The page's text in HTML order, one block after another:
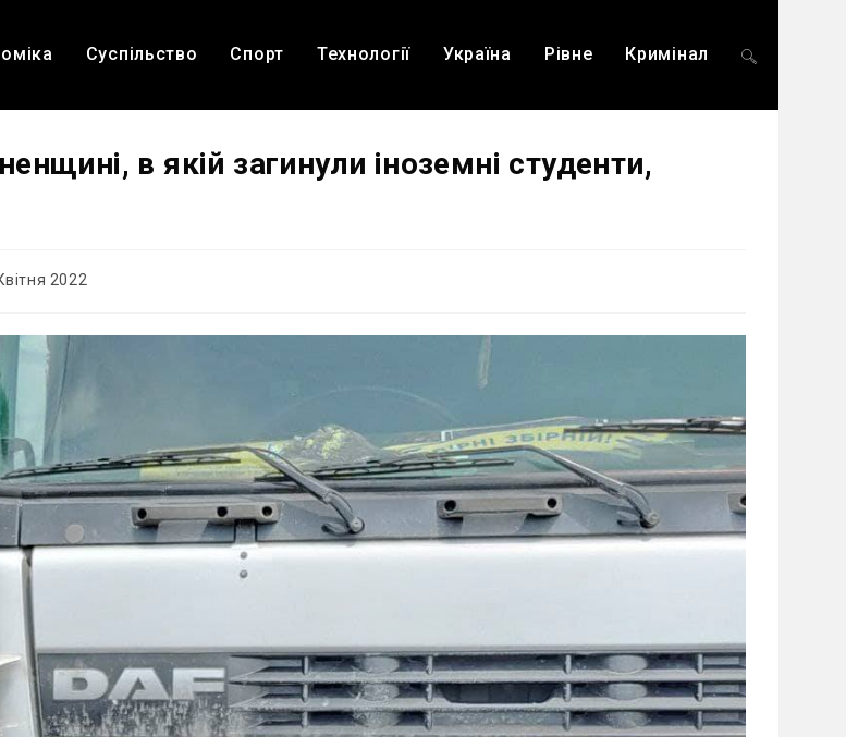
Суспільство Спорт Технології Україна Рівне Кримінал Перемкнути
сайті
в якій загинули іноземні студенти,
2022